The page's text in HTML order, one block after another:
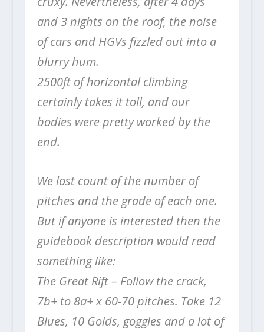
and 3 nights on the roof, the noise
of cars and HGVs fizzled out into a
blurry hum.
2500ft of horizontal climbing
certainly takes it toll, and our
bodies were pretty worked by the
end.
We lost count of the number of
pitches and the grade of each one.
But if anyone is interested then the
guidebook description would read
something like:
The Great Rift – Follow the crack,
7b+ to 8a+ x 60-70 pitches. Take 12
Blues, 10 Golds, goggles and a lot of